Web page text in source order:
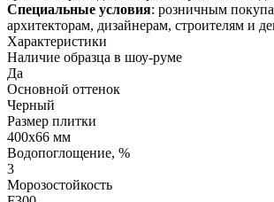
Специальные условия: розничным
архитекторам, дизайнерам, строителям и
Характеристики
Наличие образца в шоу-руме
Да
Основной оттенок
Черный
Размер плитки
400х66 мм
Водопоглощение, %
3
Морозостойкость